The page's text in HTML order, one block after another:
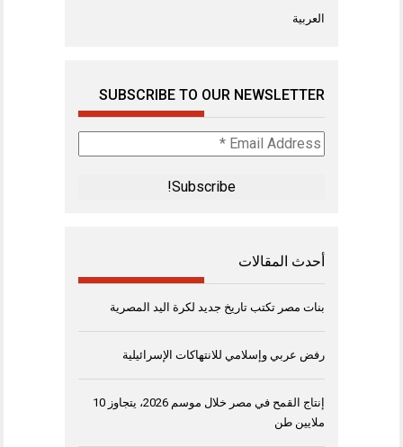
العربية
SUBSCRIBE TO OUR NEWSLETTER
Email
Address
أحدث المقالات
بنات مصر تكتب تاريخ جديد لكرة اليد المصرية
رفض عربي وإسلامي للانتهاكات الإسرائيلية
إنتاج القمح في مصر خلال موسم 2026، يتجاوز 10
ملايين طن